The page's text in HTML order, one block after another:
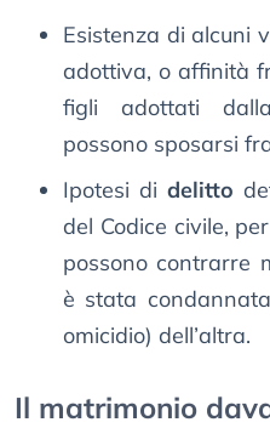
Esistenza di alcuni
adottiva, o affinità
figli adottati
possono sposarsi
Ipotesi di delitto
del Codice civile,
possono contrarre
è stata
omicidio) dell’altra.
Il matrimonio